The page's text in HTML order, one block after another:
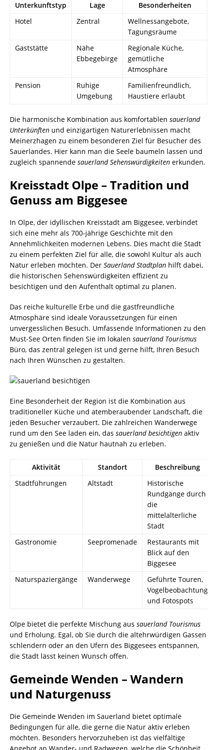
Unterkunftstyp Lage
Besonderheiten
Hotel
Zentral
Wellnessangebote,
Tagungsräume
Gaststätte
Nähe
Ebbegebirge
Regionale Küche,
gemütliche
Atmosphäre
Pension
Ruhige
Umgebung
Familienfreundlich,
Haustiere erlaubt
Die harmonische Kombination aus komfortablen sauerland
Unterkünften und einzigartigen Naturerlebnissen macht
Meinerzhagen zu einem besonderen Ziel für Besucher des
Sauerlandes. Hier kann man die Seele baumeln lassen und
zugleich spannende sauerland Sehenswürdigkeiten erkunden.
Kreisstadt Olpe – Tradition und
Genuss am Biggesee
In Olpe, der idyllischen Kreisstadt am Biggesee, verbindet
sich eine mehr als 700-jährige Geschichte mit den
Annehmlichkeiten modernen Lebens. Dies macht die Stadt
zu einem perfekten Ziel für alle, die sowohl Kultur als auch
Natur erleben möchten. Der Sauerland Stadtplan hilft dabei,
die historischen Sehenswürdigkeiten effizient zu
besichtigen und den Aufenthalt optimal zu planen.
Das reiche kulturelle Erbe und die gastfreundliche
Atmosphäre sind ideale Voraussetzungen für einen
unvergesslichen Besuch. Umfassende Informationen zu den
Must-See Orten finden Sie im lokalen sauerland Tourismus
Büro, das zentral gelegen ist und gerne hilft, Ihren Besuch
nach Ihren Wünschen zu gestalten.
Eine Besonderheit der Region ist die Kombination aus
traditioneller Küche und atemberaubender Landschaft, die
jeden Besucher verzaubert. Die zahlreichen Wanderwege
rund um den See laden ein, das sauerland besichtigen aktiv
zu genießen und die Natur hautnah zu erleben.
Aktivität Standort
Beschreibung
Stadtführungen
Altstadt
Historische
Rundgänge durch
die
mittelalterliche
Stadt
Gastronomie
Seepromenade
Restaurants mit
Blick auf den
Biggesee
Naturspaziergänge
Wanderwege
Geführte Touren,
Vogelbeobachtung
und Fotospots
Olpe bietet die perfekte Mischung aus sauerland Tourismus
und Erholung. Egal, ob Sie durch die altehrwürdigen Gassen
schlendern oder an den Ufern des Biggesees entspannen,
die Stadt lässt keinen Wunsch offen.
Gemeinde Wenden – Wandern
und Naturgenuss
Die Gemeinde Wenden im Sauerland bietet optimale
Bedingungen für alle, die gerne die Natur aktiv erleben
möchten. Besonders hervorzuheben ist das vielfältige